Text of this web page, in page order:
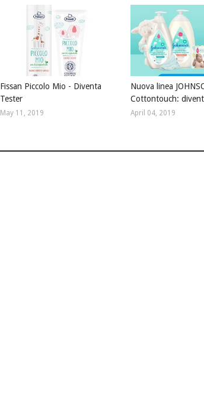
Fissan Piccolo Mio - Diventa
Tester
May 11, 2019
Nuova linea
Cottontouch:
April 04, 2019